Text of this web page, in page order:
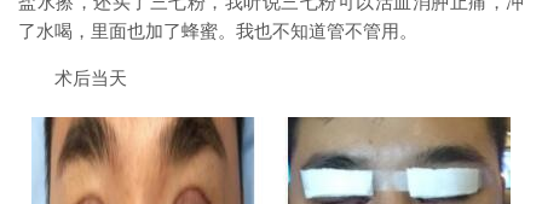
了水喝，里面也加了蜂蜜。我也不知道管不管用。
术后当天